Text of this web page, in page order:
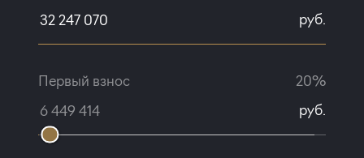
руб.
Первый взнос
20%
руб.